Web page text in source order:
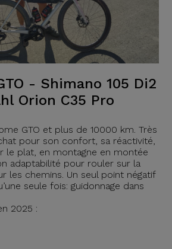
- Shimano 105 Di2
Orion C35 Pro
GTO et plus de 10000 km. Très
pour son confort, sa réactivité,
le plat, en montagne en montée
adaptabilité pour rouler sur la
les chemins. Un seul point négatif
seule fois: guidonnage dans
2025 :